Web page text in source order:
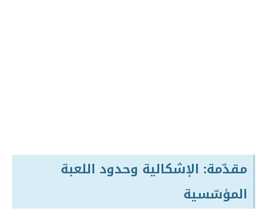
مقدّمة: الإشكالية وحدود اللعبة
المؤسّسية